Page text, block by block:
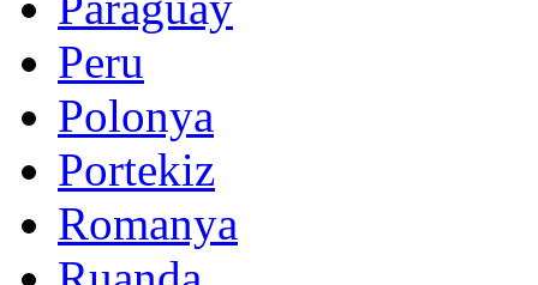
Peru
Polonya
Portekiz
Romanya